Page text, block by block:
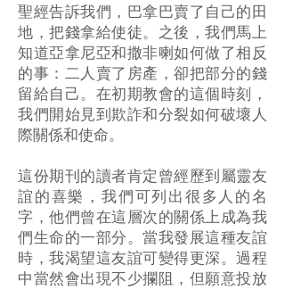
聖經告訴我們，巴拿巴賣了自己的田
地，把錢拿給使徒。之後，我們馬上
知道亞拿尼亞和撒非喇如何做了相反
的事：二人賣了房產，卻把部分的錢
留給自己。在初期教會的這個時刻，
我們開始見到欺詐和分裂如何破壞人
際關係和使命。
這份期刊的讀者肯定曾經歷到屬靈友
誼的喜樂，我們可列出很多人的名
字，他們曾在這層次的關係上成為我
們生命的一部分。當我發展這種友誼
時，我渴望這友誼可變得更深。過程
中當然會出現不少攔阻，但願意投放